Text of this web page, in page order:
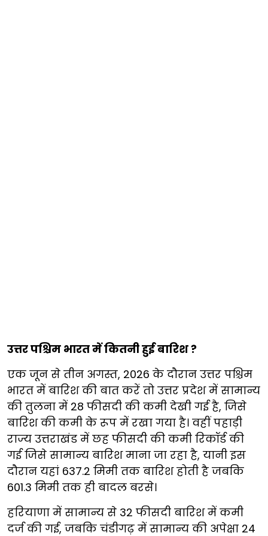
उत्तर पश्चिम भारत में कितनी हुई बारिश ?
एक जून से तीन अगस्त, 2026 के दौरान उत्तर पश्चिम
भारत में बारिश की बात करें तो उत्तर प्रदेश में सामान्य
की तुलना में 28 फीसदी की कमी देखी गई है, जिसे
बारिश की कमी के रूप में रखा गया है। वहीं पहाड़ी
राज्य उत्तराखंड में छह फीसदी की कमी रिकॉर्ड की
गई जिसे सामान्य बारिश माना जा रहा है, यानी इस
दौरान यहां 637.2 मिमी तक बारिश होती है जबकि
601.3 मिमी तक ही बादल बरसे।
हरियाणा में सामान्य से 32 फीसदी बारिश में कमी
दर्ज की गई, जबकि चंडीगढ़ में सामान्य की अपेक्षा 24